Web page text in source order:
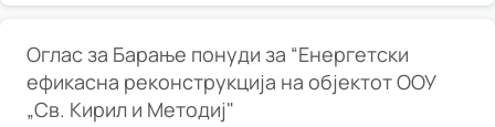
Оглас за Барање понуди за “Енергетски
ефикасна реконструкција на објектот ООУ
„Св. Кирил и Методиј"